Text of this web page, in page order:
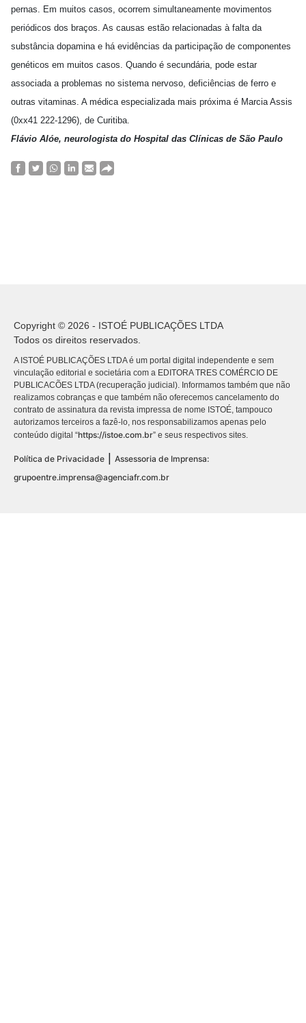
pernas. Em muitos casos, ocorrem simultaneamente movimentos
periódicos dos braços. As causas estão relacionadas à falta da
substância dopamina e há evidências da participação de componentes
genéticos em muitos casos. Quando é secundária, pode estar
associada a problemas no sistema nervoso, deficiências de ferro e
outras vitaminas. A médica especializada mais próxima é Marcia Assis
(0xx41 222-1296), de Curitiba.
Flávio Alóe, neurologista do Hospital das Clínicas de São Paulo
Copyright © 2026 - ISTOÉ PUBLICAÇÕES LTDA
Todos os direitos reservados.
A ISTOÉ PUBLICAÇÕES LTDA é um portal digital independente e sem
vinculação editorial e societária com a EDITORA TRES COMÉRCIO DE
PUBLICACÕES LTDA (recuperação judicial). Informamos também que não
realizamos cobranças e que também não oferecemos cancelamento do
contrato de assinatura da revista impressa de nome ISTOÉ, tampouco
autorizamos terceiros a fazê-lo, nos responsabilizamos apenas pelo
conteúdo digital “https://istoe.com.br” e seus respectivos sites.
Política de Privacidade
Assessoria de Imprensa:
grupoentre.imprensa@agenciafr.com.br